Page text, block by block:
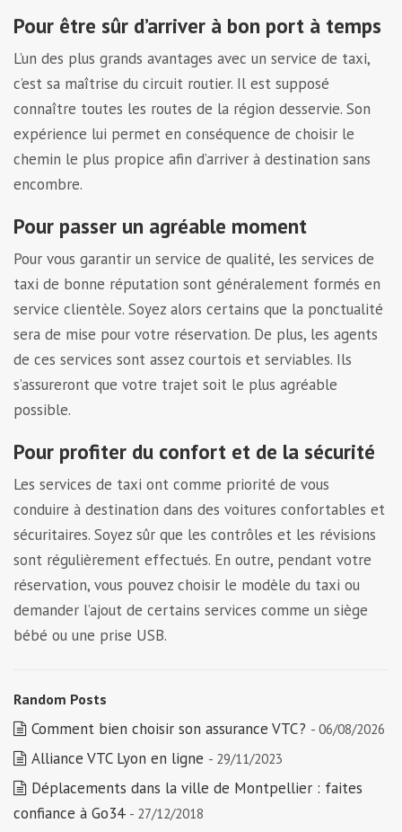
Pour être sûr d’arriver à bon port à temps
L’un des plus grands avantages avec un service de taxi,
c’est sa maîtrise du circuit routier. Il est supposé
connaître toutes les routes de la région desservie. Son
expérience lui permet en conséquence de choisir le
chemin le plus propice afin d’arriver à destination sans
encombre.
Pour passer un agréable moment
Pour vous garantir un service de qualité, les services de
taxi de bonne réputation sont généralement formés en
service clientèle. Soyez alors certains que la ponctualité
sera de mise pour votre réservation. De plus, les agents
de ces services sont assez courtois et serviables. Ils
s’assureront que votre trajet soit le plus agréable
possible.
Pour profiter du confort et de la sécurité
Les services de taxi ont comme priorité de vous
conduire à destination dans des voitures confortables et
sécuritaires. Soyez sûr que les contrôles et les révisions
sont régulièrement effectués. En outre, pendant votre
réservation, vous pouvez choisir le modèle du taxi ou
demander l’ajout de certains services comme un siège
bébé ou une prise USB.
Random Posts
Comment bien choisir son assurance VTC ? - 06/08/2026
Alliance VTC Lyon en ligne - 29/11/2023
Déplacements dans la ville de Montpellier : faites
confiance à Go34 - 27/12/2018